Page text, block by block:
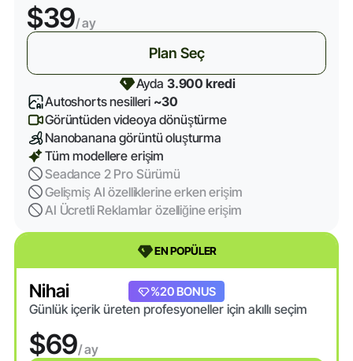
$39/ ay
Plan Seç
Ayda 3.900 kredi
Autoshorts nesilleri ~30
Görüntüden videoya dönüştürme
Nanobanana görüntü oluşturma
Tüm modellere erişim
Seadance 2 Pro Sürümü
Gelişmiş AI özelliklerine erken erişim
AI Ücretli Reklamlar özelliğine erişim
EN POPÜLER
Nihai
Günlük içerik üreten profesyoneller için akıllı seçim
$69/ ay
%20 BONUS